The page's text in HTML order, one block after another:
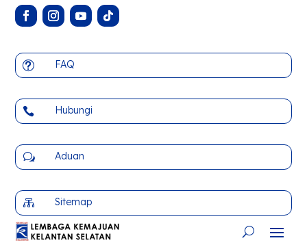
t FAQ
 Hubungi
w Aduan
 Sitemap